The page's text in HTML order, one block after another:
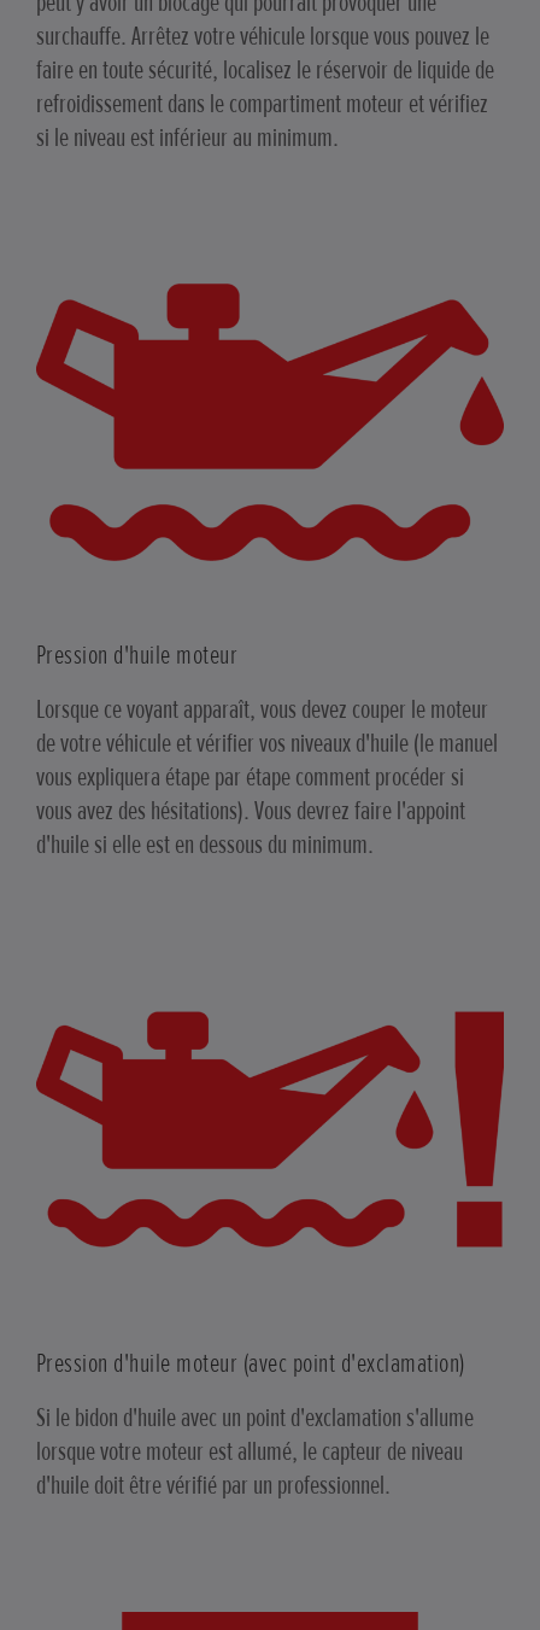
surchauffe. Arrêtez votre véhicule lorsque vous pouvez le
faire en toute sécurité, localisez le réservoir de liquide de
refroidissement dans le compartiment moteur et vérifiez
si le niveau est inférieur au minimum.
Pression d'huile moteur
Lorsque ce voyant apparaît, vous devez couper le moteur
de votre véhicule et vérifier vos niveaux d'huile (le manuel
vous expliquera étape par étape comment procéder si
vous avez des hésitations). Vous devrez faire l'appoint
d'huile si elle est en dessous du minimum.
Pression d'huile moteur (avec point d'exclamation)
Si le bidon d'huile avec un point d'exclamation s'allume
lorsque votre moteur est allumé, le capteur de niveau
d'huile doit être vérifié par un professionnel.